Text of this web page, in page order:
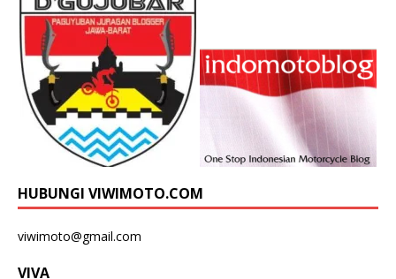
HUBUNGI VIWIMOTO.COM
viwimoto@gmail.com
VIVA